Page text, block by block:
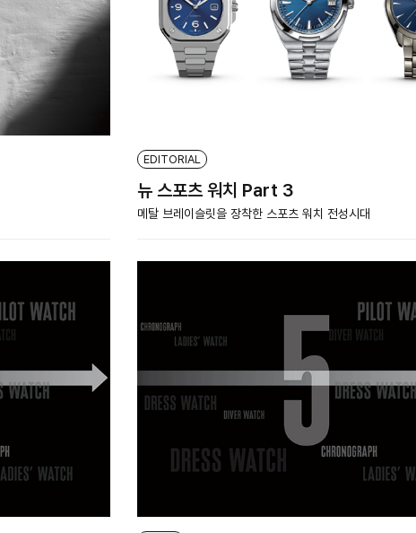
EDITORIAL
뉴 스포츠 워치 Part 3
메탈 브레이슬릿을 장착한 스포츠 워치 전성시대